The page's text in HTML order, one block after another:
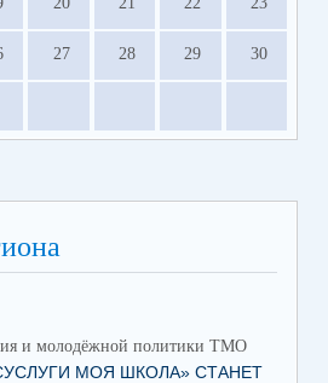
27 28 29 30
и молодёжной политики ТМО
МОЯ ШКОЛА» СТАНЕТ